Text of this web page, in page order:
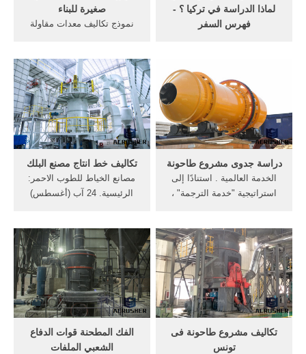
صغيرة للبناء
نموذج تكاليف معدات مقاولة
نموذج عقد مقاولة. ...
لماذا الدراسة في تركيا ؟ -
فهرس السفر
الدراسة في تركيا ؟ لا تقلق في
هذا الفهرس سوف نجيبك على
كل ما يدور في عقلك أو ما لم
تفكر به حتى الآن .
تكاليف خط انتاج مصنع البلك
مصانع الخياط للطوب الاحمر:
الرئيسية. 24 آب (أغسطس)
في صناعة الطوب الأحمر حيث
تمتلك عشرون خط إنتاج مما
جعلها أكبر طاقة إنتاجية في
الشرق الأوسط...
دراسة جدوى مشروع طاحونة
الخدمة العالمية . استنادًا إلى
استراتيجية "خدمة الترجمة" ،
الفك المطحنة قوات الدفاع
الشعبي الملفات
تكاليف مشروع طاحونة فى
تونس